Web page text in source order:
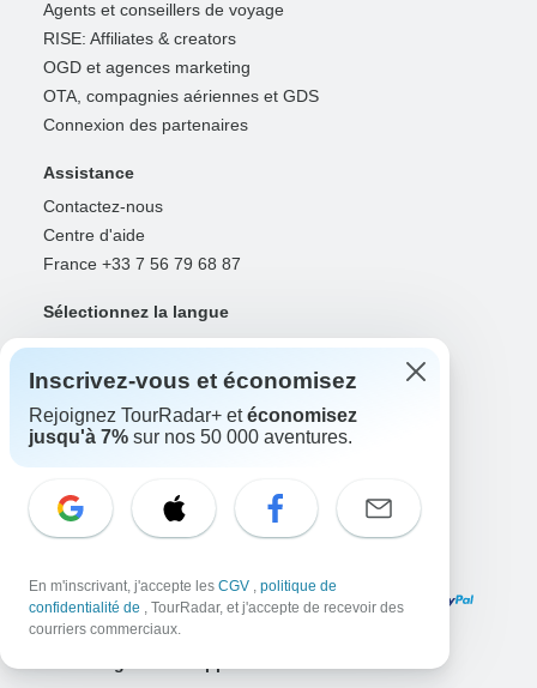
Agents et conseillers de voyage
RISE: Affiliates & creators
OGD et agences marketing
OTA, compagnies aériennes et GDS
Connexion des partenaires
Assistance
Contactez-nous
Centre d'aide
France +33 7 56 79 68 87
Sélectionnez la langue
Suivez-nous
Inscrivez-vous et économisez
Rejoignez TourRadar+ etéconomisez
jusqu'à 7% sur nos 50 000 aventures.
En m'inscrivant, j'accepte les CGV , politique de
confidentialité de , TourRadar, et j'accepte de recevoir des
courriers commerciaux.